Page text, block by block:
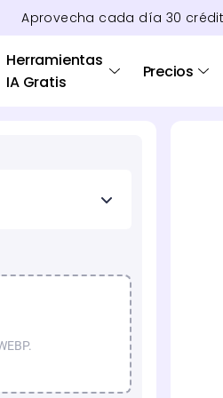
Aprovecha cada día 30
Herramientas
IA Gratis
Precios